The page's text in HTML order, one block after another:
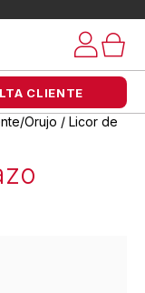
CLIENTE
Orujo / Licor de